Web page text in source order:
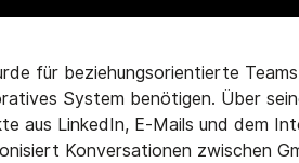
für beziehungsorientierte
System benötigen. Über
aus LinkedIn, E-Mails und dem
Konversationen zwischen